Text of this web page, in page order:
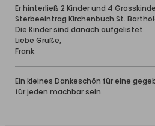
Er hinterließ 2 Kinder und 4
Sterbeeintrag Kirchenbuch St.
Die Kinder sind danach aufgelistet.
Liebe Grüße,
Frank
Ein kleines Dankeschön für eine
für jeden machbar sein.